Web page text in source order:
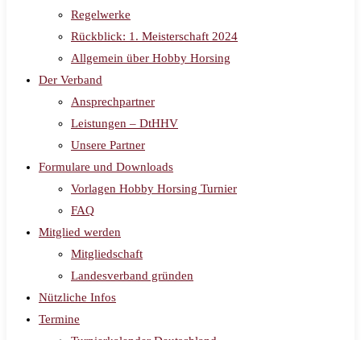
Regelwerke
Rückblick: 1. Meisterschaft 2024
Allgemein über Hobby Horsing
Der Verband
Ansprechpartner
Leistungen – DtHHV
Unsere Partner
Formulare und Downloads
Vorlagen Hobby Horsing Turnier
FAQ
Mitglied werden
Mitgliedschaft
Landesverband gründen
Nützliche Infos
Termine